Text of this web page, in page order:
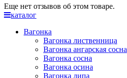
Еще нет отзывов об этом товаре.
каталог
Вагонка
Вагонка лиственница
Вагонка ангарская сосна
Вагонка сосна
Вагонка осина
Вагонка липа